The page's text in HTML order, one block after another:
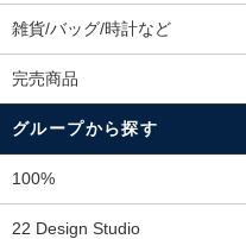
雑貨/バッグ/時計など
完売商品
グループから探す
100%
22 Design Studio